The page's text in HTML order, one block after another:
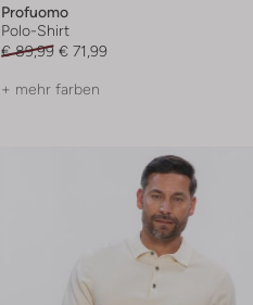
Profuomo
Polo-Shirt
€ 89,99 € 71,99
+ mehr farben